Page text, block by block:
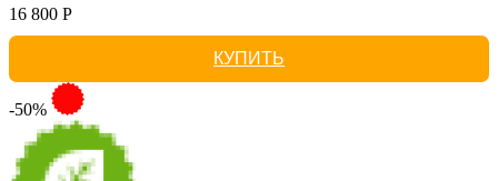
16 800 Р
КУПИТЬ
-50%